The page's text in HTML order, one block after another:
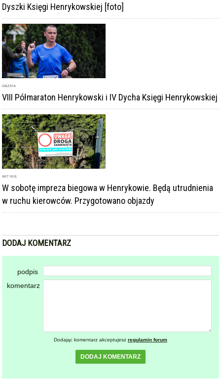
Dyszki Księgi Henrykowskiej [foto]
GALERIA
VIII Półmaraton Henrykowski i IV Dycha Księgi Henrykowskiej
ARTYKUŁ
W sobotę impreza biegowa w Henrykowie. Będą utrudnienia
w ruchu kierowców. Przygotowano objazdy
DODAJ KOMENTARZ
podpis
komentarz
Dodając komentarz akceptujesz regulamin forum
DODAJ KOMENTARZ